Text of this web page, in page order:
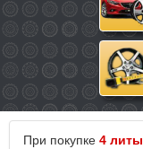
При покупке 4